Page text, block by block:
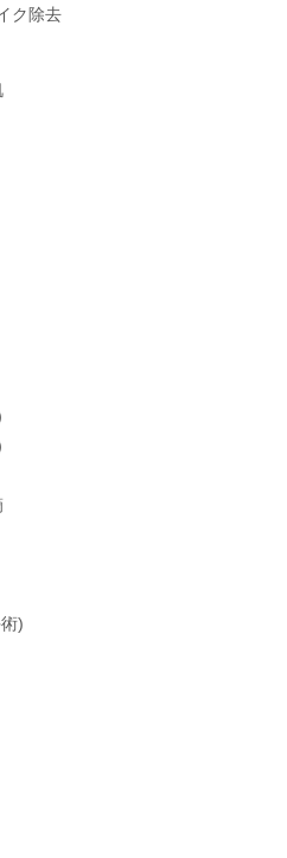
ク除去
)